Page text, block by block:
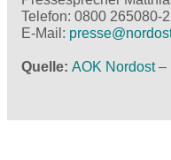
Telefon: 0800 265080-
E-Mail: presse@
Quelle AOK Nordost